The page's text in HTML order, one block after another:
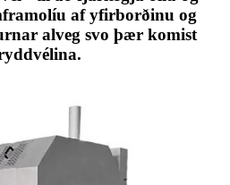
af yfirborðinu og
alveg svo þær komist